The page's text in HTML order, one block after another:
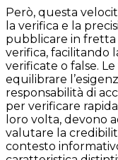
Però, questa
la verifica e la
pubblicare in fretta
verifica, facilitando
verificate o false.
equilibrare
responsabilità di
per verificare
loro volta, devono
valutare la
contesto